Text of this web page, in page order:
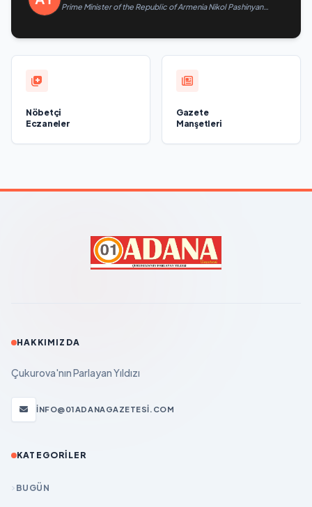
Prime Minister of the Republic of Armenia Nikol Pashinyan
Nöbetçi
Eczaneler
Gazete
Manşetleri
HAKKIMIZDA
Çukurova'nın Parlayan Yıldızı
INFO@01ADANAGAZETESI.COM
KATEGORILER
BUGÜN